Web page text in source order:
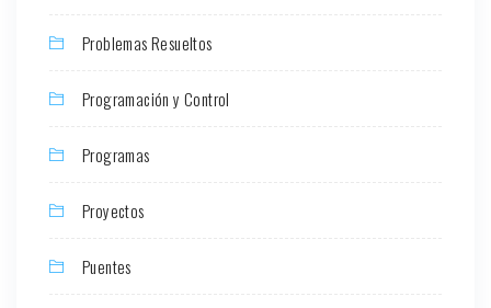
Problemas Resueltos
Programación y Control
Programas
Proyectos
Puentes